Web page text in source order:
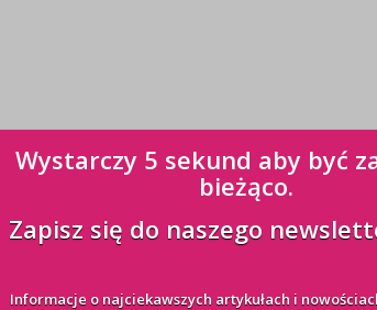
Wystarczy 5 sekund aby być
bieżąco.
Zapisz się do naszego
Informacje o najciekawszych artykułach i